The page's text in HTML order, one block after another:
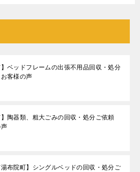
】ベッドフレームの出張不用品回収・処分
客様の声
】陶器類、粗大ごみの回収・処分ご依頼
湯布院町】シングルベッドの回収・処分ご